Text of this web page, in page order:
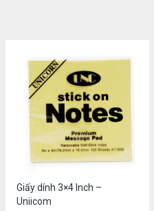
Giấy dính 3×4 Inch –
Uniicom